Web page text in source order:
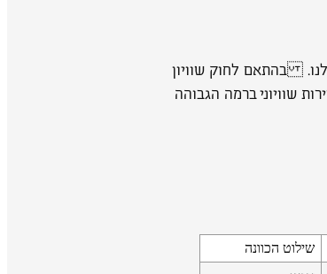
בהתאם לחוק שוויון
שירות שוויוני ברמה הגבוהה
שילוט הכוונה